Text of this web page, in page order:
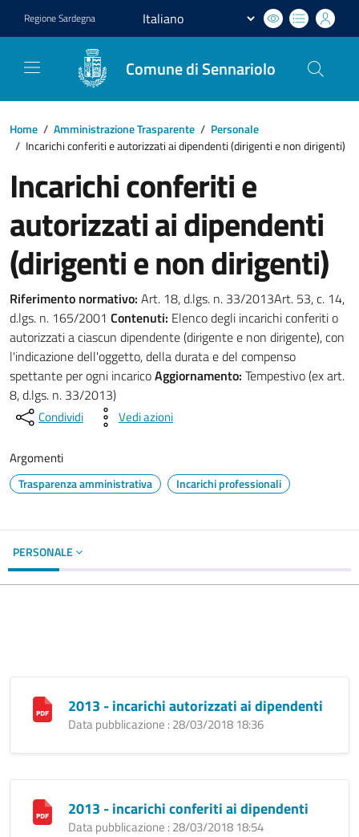
RegioneSardegna
Comune di Sennariolo
Home / Amministrazione Trasparente / Personale
/ Incarichi conferiti e autorizzati ai dipendenti (dirigenti e non dirigenti)
Incarichi conferiti e
autorizzati ai dipendenti
(dirigenti e non dirigenti)
Riferimento normativo: Art. 18, d.lgs. n. 33/2013Art. 53, c. 14,
d.lgs. n. 165/2001 Contenuti: Elenco degli incarichi conferiti o
autorizzati a ciascun dipendente (dirigente e non dirigente), con
l'indicazione dell'oggetto, della durata e del compenso
spettante per ogni incaricoAggiornamento: Tempestivo (ex art.
8, d.lgs. n. 33/2013)
Condividi Vedi azioni
Argomenti
Trasparenza amministrativa Incarichi professionali
PERSONALE
2013 - incarichi autorizzati ai dipendenti
Data pubblicazione : 28/03/2018 18:36
2013 - incarichi conferiti ai dipendenti
Data pubblicazione : 28/03/2018 18:54